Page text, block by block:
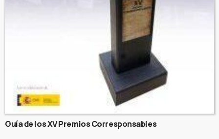
Guía de los XV Premios Corresponsables